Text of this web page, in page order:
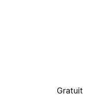
Gratuit